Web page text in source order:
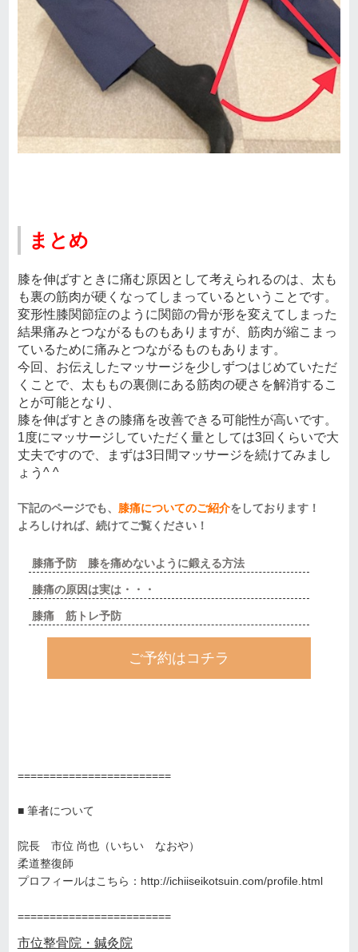
まとめ
膝を伸ばすときに痛む原因として考えられるのは、太も
も裏の筋肉が硬くなってしまっているということです。
変形性膝関節症のように関節の骨が形を変えてしまった
結果痛みとつながるものもありますが、筋肉が縮こまっ
ているために痛みとつながるものもあります。
今回、お伝えしたマッサージを少しずつはじめていただ
くことで、太ももの裏側にある筋肉の硬さを解消するこ
とが可能となり、
膝を伸ばすときの膝痛を改善できる可能性が高いです。
1度にマッサージしていただく量としては3回くらいで大
丈夫ですので、まずは3日間マッサージを続けてみまし
ょう^ ^
下記のページでも、 膝痛についてのご紹介をしております！
よろしければ、続けてご覧ください！
膝痛予防 膝を痛めないように鍛える方法
膝痛の原因は実は・・・
膝痛 筋トレ予防
ご予約はコチラ
========================
■ 筆者について
院長 市位 尚也（いちい なおや）
柔道整復師
プロフィールはこちら： http://ichiiseikotsuin.com/profile.html
========================
市位整骨院・鍼灸院